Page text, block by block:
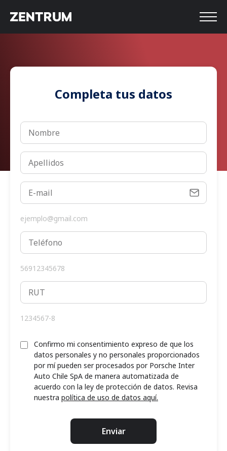
Completa tus datos
ejemplo@gmail.com
56912345678
1234567-8
Confirmo mi consentimiento expreso de que los
datos personales y no personales proporcionados
por mí pueden ser procesados por Porsche Inter
Auto Chile SpA de manera automatizada de
acuerdo con la ley de protección de datos. Revisa
nuestra política de uso de datos aquí.